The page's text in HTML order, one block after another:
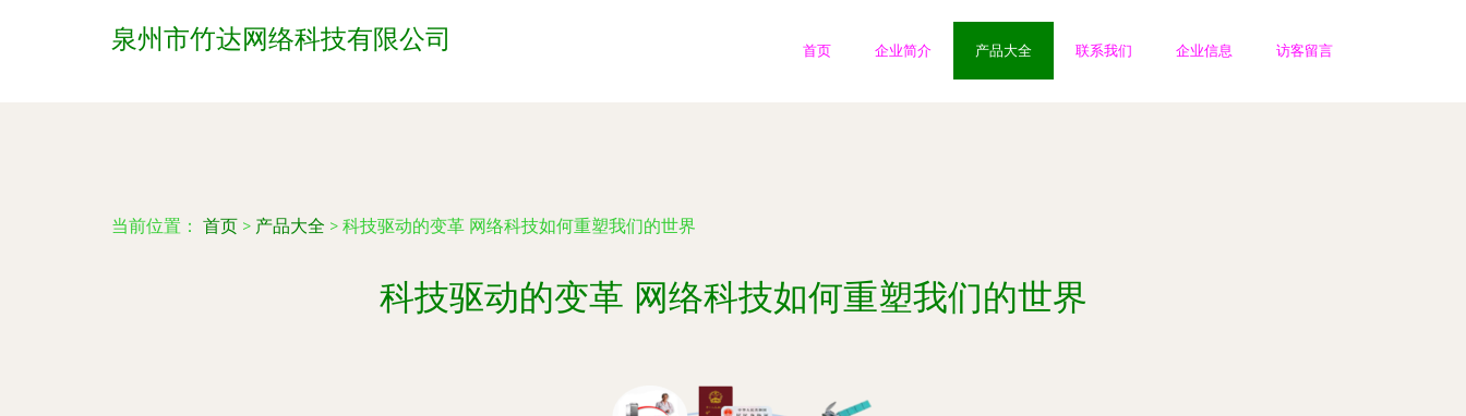
泉州市竹达网络科技有限公司 首页 企业简介 产品大全 联系我们 企业信息 访客留言
当前位置： 首页 > 产品大全 > 科技驱动的变革 网络科技如何重塑我们的世界
科技驱动的变革 网络科技如何重塑我们的世界